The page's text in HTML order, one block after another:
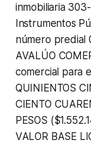
inmobiliaria
Instrumentos
número predial
AVALÚO
comercial para
QUINIENTOS
CIENTO
PESOS
VALOR BASE